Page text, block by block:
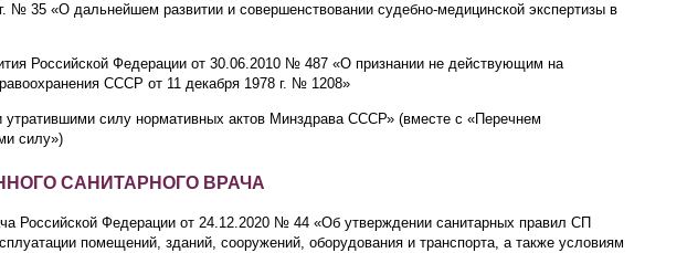
35 «О дальнейшем развитии и совершенствовании судебно-медицинской экспертизы в
Российской Федерации от 30.06.2010 № 487 «О признании не действующим на
СССР от 11 декабря 1978 г. № 1208»
силу нормативных актов Минздрава СССР» (вместе с «Перечнем
силу»)
САНИТАРНОГО ВРАЧА
Российской Федерации от 24.12.2020 № 44 «Об утверждении санитарных правил СП
помещений, зданий, сооружений, оборудования и транспорта, а также условиям